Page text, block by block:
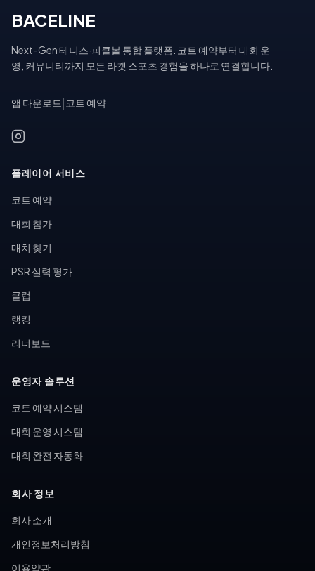
BACELINE
Next-Gen 테니스·피클볼 통합 플랫폼. 코트 예약부터 대회 운
영, 커뮤니티까지 모든 라켓 스포츠 경험을 하나로 연결합니다.
앱 다운로드 코트 예약
플레이어 서비스
코트 예약
대회 참가
매치 찾기
PSR 실력 평가
클럽
랭킹
리더보드
운영자 솔루션
코트 예약 시스템
대회 운영 시스템
대회 완전 자동화
회사 정보
회사 소개
개인정보처리방침
이용약관